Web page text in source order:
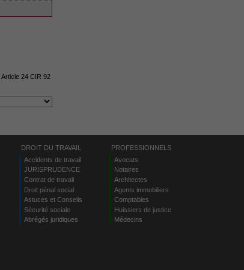
Article 24 CIR 92
DROIT DU TRAVAIL
Accidents de travail
JURISPRUDENCE
Contrat de travail
Droit pénal social
Astuces et Conseils
Sécurité sociale
Abrégés juridiques
PROFESSIONNELS
Avocats
Notaires
Architectes
Agents immobiliers
Comptables
Huissiers de justice
Médecins